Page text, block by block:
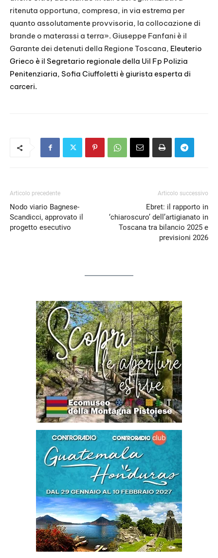
ritenuta opportuna, compresa, in via estrema per
quanto assolutamente provvisoria, la collocazione di
brande o materassi a terra». Giuseppe Fanfani è il
Garante dei detenuti della Regione Toscana, Eleuterio
Grieco è il Segretario regionale della Uil Fp Polizia
Penitenziaria, Sofia Ciuffoletti è giurista esperta di
carceri.
Articolo precedente
Nodo viario Bagnese-
Scandicci, approvato il
progetto esecutivo
Articolo successivo
Ebret: il rapporto in
‘chiaroscuro’ dell’artigianato in
Toscana tra bilancio 2025 e
previsioni 2026